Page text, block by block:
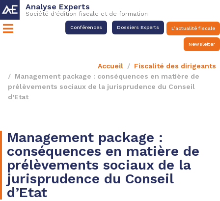
Analyse Experts
Société d'édition fiscale et de formation
Conférences Dossiers Experts L’actualité fiscale
Newsletter
Accueil
Fiscalité des dirigeants
Management package : conséquences en matière de
prélèvements sociaux de la jurisprudence du Conseil
d’Etat
Management package :
conséquences en matière de
prélèvements sociaux de la
jurisprudence du Conseil
d’Etat